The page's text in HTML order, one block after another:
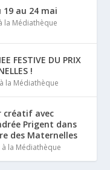
19 au 24 mai
la Médiathèque
FESTIVE DU PRIX
!
la Médiathèque
créatif avec
Prigent dans
des Maternelles
à la Médiathèque